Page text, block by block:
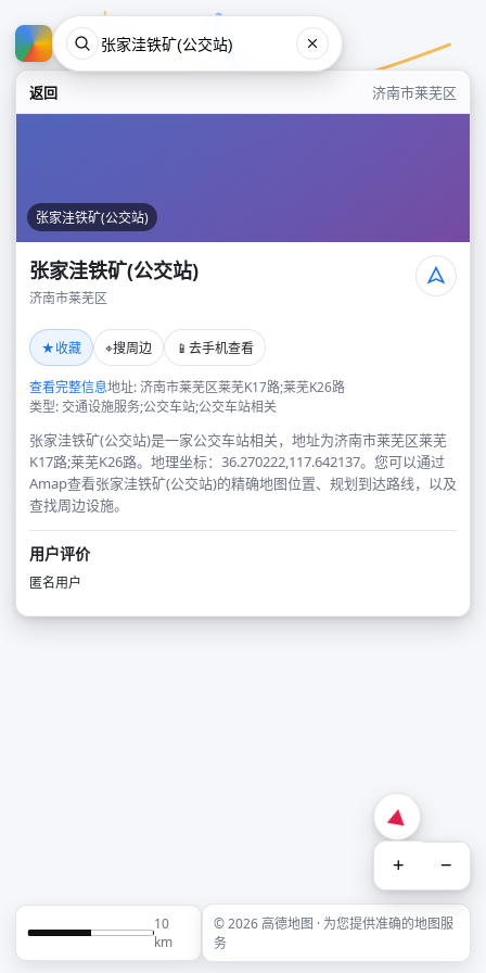
返回 济南市莱芜区
张家洼铁矿(公交站)
张家洼铁矿(公交站)
济南市莱芜区
★收藏 ⌖搜周边 📱 去手机查看
查看完整信息地址: 济南市莱芜区莱芜K17路;莱芜K26路
类型: 交通设施服务;公交车站;公交车站相关
张家洼铁矿(公交站)是一家公交车站相关，地址为济南市莱芜区莱芜
K17路;莱芜K26路。地理坐标：36.270222,117.642137。您可以通过
Amap查看张家洼铁矿(公交站)的精确地图位置、规划到达路线，以及
查找周边设施。
用户评价
匿名用户
+ −
10
km
© 2026 高德地图 · 为您提供准确的地图服
务